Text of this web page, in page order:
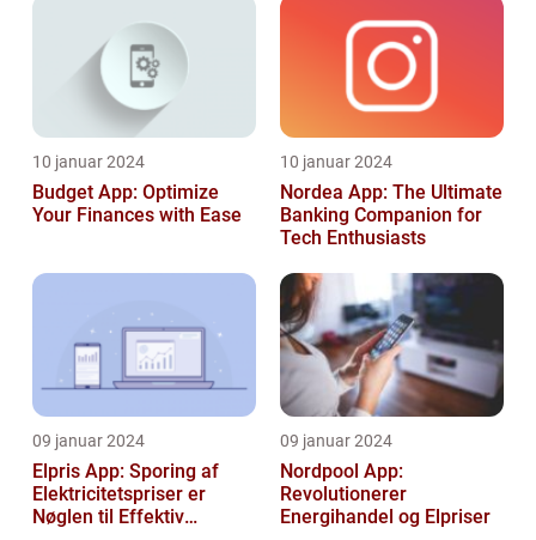
10 januar 2024
Budget App: Optimize
Your Finances with Ease
10 januar 2024
Nordea App: The Ultimate
Banking Companion for
Tech Enthusiasts
09 januar 2024
Elpris App: Sporing af
Elektricitetspriser er
Nøglen til Effektiv
09 januar 2024
Nordpool App:
Revolutionerer
Energihandel og Elpriser